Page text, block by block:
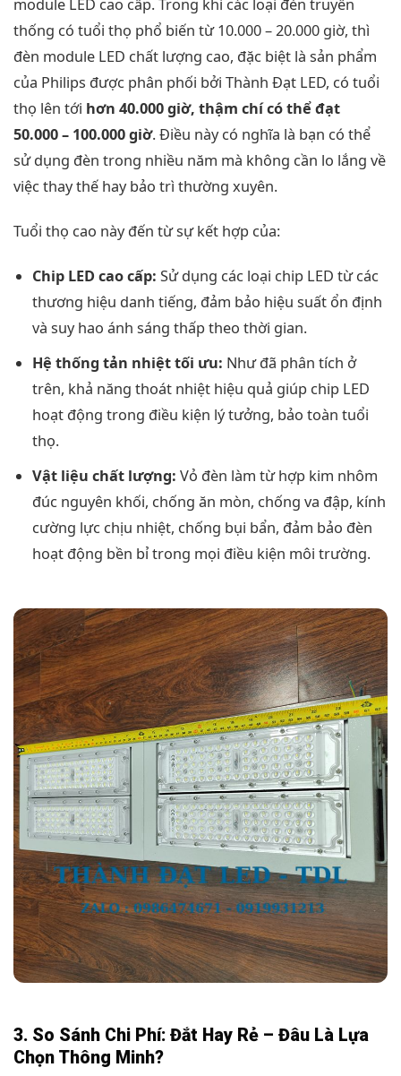
module LED cao cấp. Trong khi các loại đèn truyền
thống có tuổi thọ phổ biến từ 10.000 – 20.000 giờ, thì
đèn module LED chất lượng cao, đặc biệt là sản phẩm
của Philips được phân phối bởi Thành Đạt LED, có tuổi
thọ lên tới hơn 40.000 giờ, thậm chí có thể đạt
50.000 – 100.000 giờ. Điều này có nghĩa là bạn có thể
sử dụng đèn trong nhiều năm mà không cần lo lắng về
việc thay thế hay bảo trì thường xuyên.
Tuổi thọ cao này đến từ sự kết hợp của:
Chip LED cao cấp: Sử dụng các loại chip LED từ các
thương hiệu danh tiếng, đảm bảo hiệu suất ổn định
và suy hao ánh sáng thấp theo thời gian.
Hệ thống tản nhiệt tối ưu: Như đã phân tích ở
trên, khả năng thoát nhiệt hiệu quả giúp chip LED
hoạt động trong điều kiện lý tưởng, bảo toàn tuổi
thọ.
Vật liệu chất lượng: Vỏ đèn làm từ hợp kim nhôm
đúc nguyên khối, chống ăn mòn, chống va đập, kính
cường lực chịu nhiệt, chống bụi bẩn, đảm bảo đèn
hoạt động bền bỉ trong mọi điều kiện môi trường.
3. So Sánh Chi Phí: Đắt Hay Rẻ – Đâu Là Lựa
Chọn Thông Minh?